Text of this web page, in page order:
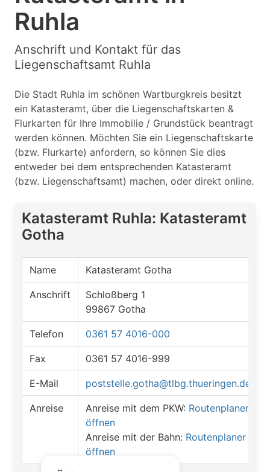
Ruhla
Anschrift und Kontakt für das
Liegenschaftsamt Ruhla
Die Stadt Ruhla im schönen Wartburgkreis besitzt
ein Katasteramt, über die Liegenschaftskarten &
Flurkarten für Ihre Immobilie / Grundstück beantragt
werden können. Möchten Sie ein Liegenschaftskarte
(bzw. Flurkarte) anfordern, so können Sie dies
entweder bei dem entsprechenden Katasteramt
(bzw. Liegenschaftsamt) machen, oder direkt online.
Katasteramt Ruhla: Katasteramt
Gotha
Name Katasteramt Gotha
Anschrift
Schloßberg 1
99867 Gotha
Telefon 0361 57 4016-000
Fax 0361 57 4016-999
E-Mail poststelle.gotha@tlbg.thueringen.de
Anreise Anreise mit dem PKW: Routenplaner
öffnen
Anreise mit der Bahn: Routenplaner
öffnen